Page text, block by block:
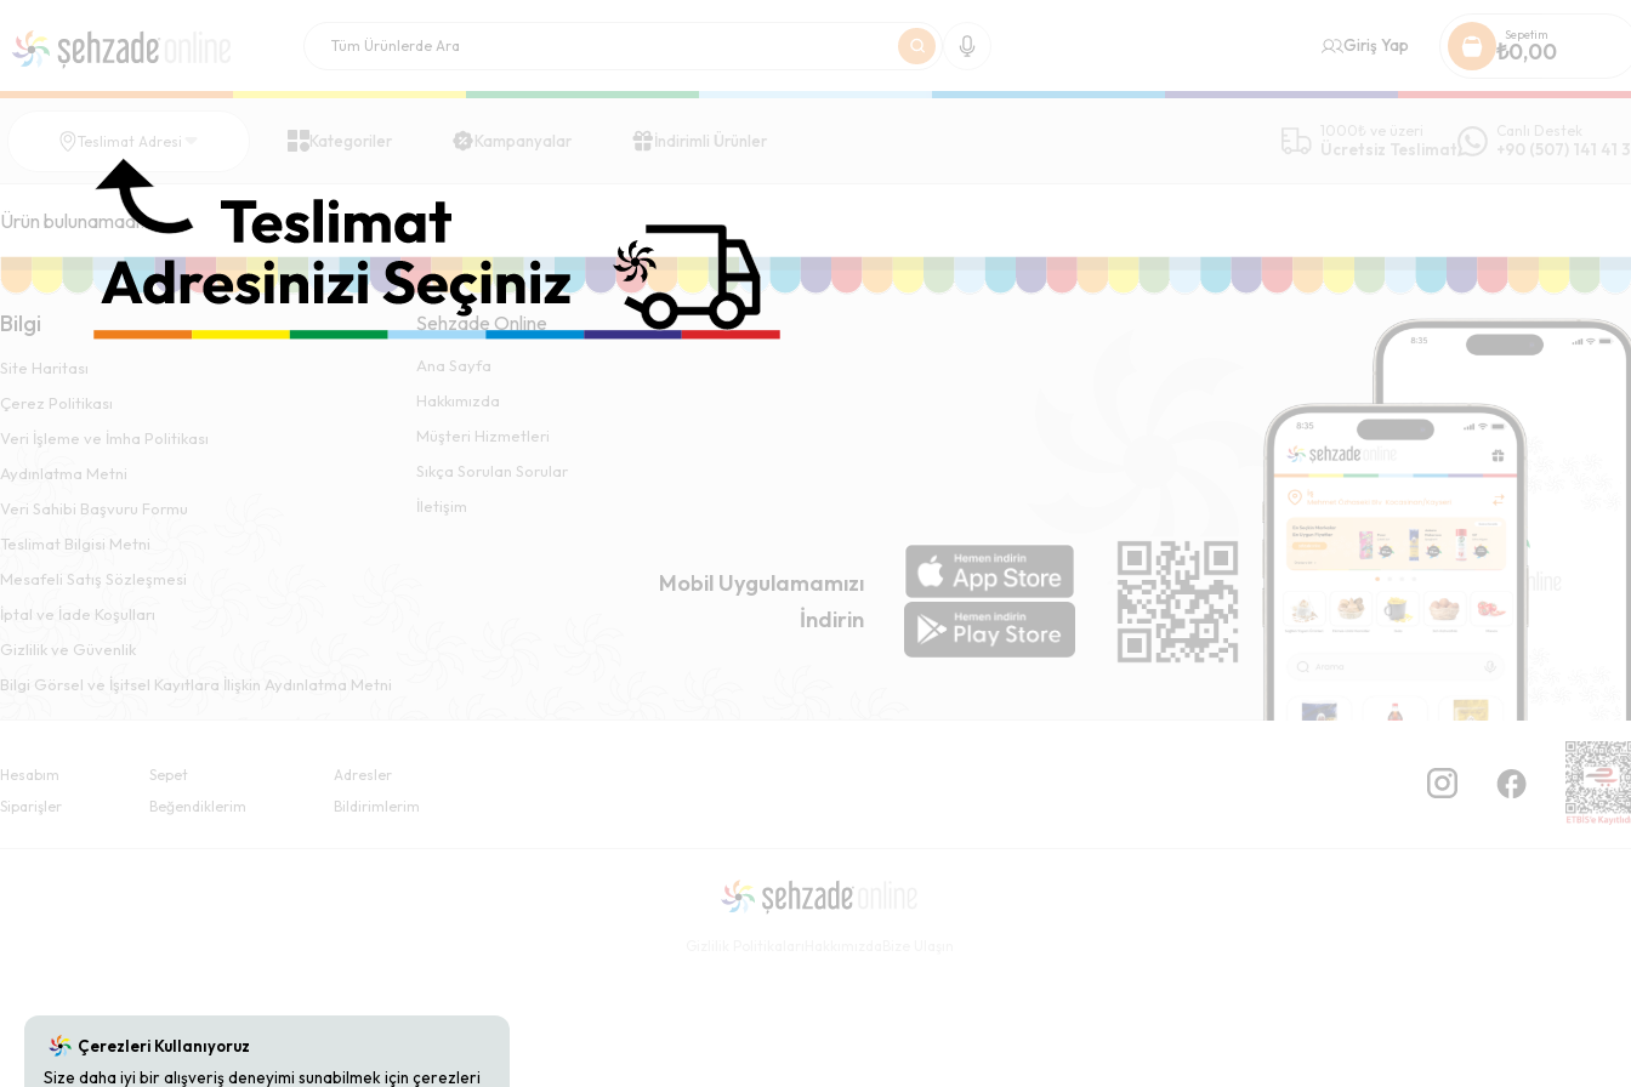
Giriş Yap
Sepetim
₺0,00
Teslimat Adresi Kategoriler Kampanyalar İndirimli Ürünler 1000₺ ve üzeri
Ücretsiz Teslimat
Canlı Destek
+90 (507) 141 41
Ürün bulunamadı.
Bilgi
Site Haritası
Çerez Politikası
Veri İşleme ve İmha Politikası
Aydınlatma Metni
Veri Sahibi Başvuru Formu
Teslimat Bilgisi Metni
Mesafeli Satış Sözleşmesi
İptal ve İade Koşulları
Gizlilik ve Güvenlik
Bilgi Görsel ve İşitsel Kayıtlara İlişkin Aydınlatma Metni
Şehzade Online
Ana Sayfa
Hakkımızda
Müşteri Hizmetleri
Sıkça Sorulan Sorular
İletişim
Mobil Uygulamamızı
İndirin
Hesabım
Siparişler
Sepet
Beğendiklerim
Adresler
Bildirimlerim
Çerezleri Kullanıyoruz
Size daha iyi bir alışveriş deneyimi sunabilmek için çerezleri